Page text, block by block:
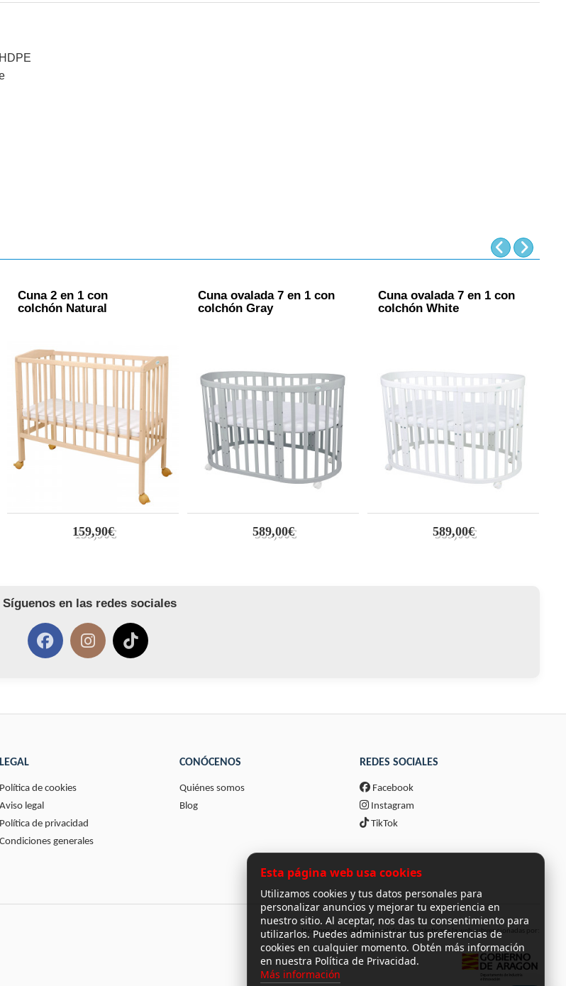
Cuna 2 en 1 con
colchón Natural
159,90€
Cuna ovalada 7 en 1 con
colchón Gray
589,00€
Cuna ovalada 7 en 1 con
colchón White
589,00€
Síguenos en las redes sociales
LEGAL
Política de cookies
Aviso legal
Política de privacidad
Condiciones generales
CONÓCENOS
Quiénes somos
Blog
REDES SOCIALES
Facebook
Instagram
TikTok
Incorporación de funcionalidades semánticas a la web subvencionadas por:
Esta página web usa cookies
Utilizamos cookies y tus datos personales para
personalizar anuncios y mejorar tu experiencia en
nuestro sitio. Al aceptar, nos das tu consentimiento para
utilizarlos. Puedes administrar tus preferencias de
cookies en cualquier momento. Obtén más información
en nuestra Política de Privacidad.
Más información